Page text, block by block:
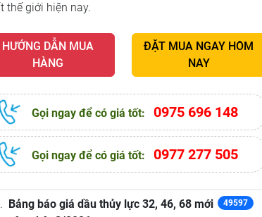
thế giới hiện nay.
HƯỚNG DẪN MUA
HÀNG
ĐẶT MUA NGAY HÔM
NAY
Gọi ngay để có giá tốt: 0975 696 148
Gọi ngay để có giá tốt: 0977 277 505
Bảng báo giá dầu thủy lực 32, 46, 68 mới
49597